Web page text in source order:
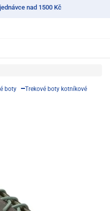
nad 1500 Kč
boty Trekové boty kotníkové